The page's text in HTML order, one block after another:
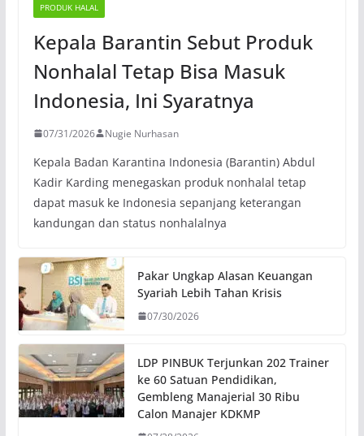
PRODUK HALAL
Kepala Barantin Sebut Produk
Nonhalal Tetap Bisa Masuk
Indonesia, Ini Syaratnya
07/31/2026 Nugie Nurhasan
Kepala Badan Karantina Indonesia (Barantin) Abdul
Kadir Karding menegaskan produk nonhalal tetap
dapat masuk ke Indonesia sepanjang keterangan
kandungan dan status nonhalalnya
Pakar Ungkap Alasan Keuangan
Syariah Lebih Tahan Krisis
07/30/2026
LDP PINBUK Terjunkan 202 Trainer
ke 60 Satuan Pendidikan,
Gembleng Manajerial 30 Ribu
Calon Manajer KDKMP